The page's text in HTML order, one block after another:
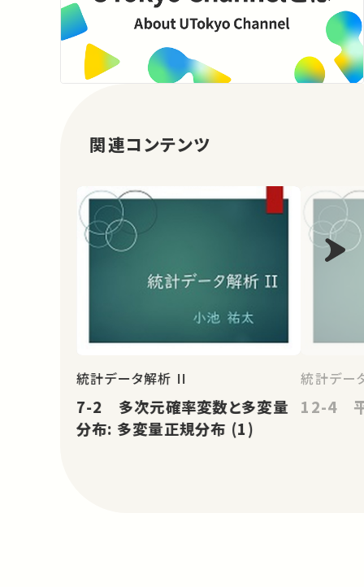
関連コンテンツ
統計データ解析 II
7-2 多次元確率変数と多変量
分布: 多変量正規分布 (1)
統計デー
12-4 平